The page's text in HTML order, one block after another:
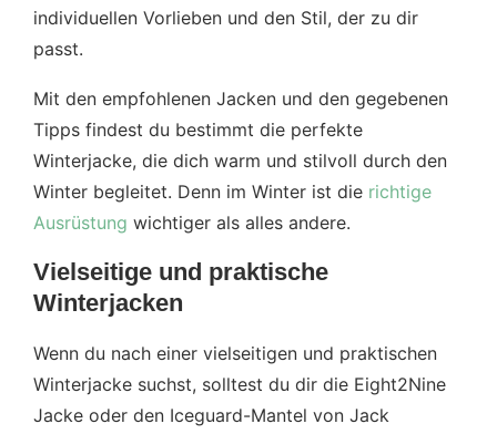
individuellen Vorlieben und den Stil, der zu dir
passt.
Mit den empfohlenen Jacken und den gegebenen
Tipps findest du bestimmt die perfekte
Winterjacke, die dich warm und stilvoll durch den
Winter begleitet. Denn im Winter ist die richtige
Ausrüstung wichtiger als alles andere.
Vielseitige und praktische
Winterjacken
Wenn du nach einer vielseitigen und praktischen
Winterjacke suchst, solltest du dir die Eight2Nine
Jacke oder den Iceguard-Mantel von Jack